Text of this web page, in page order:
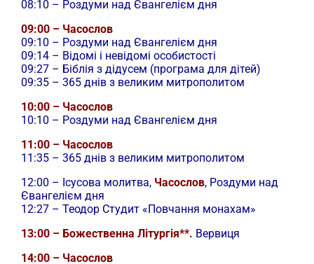
08:10 – Роздуми над Євангелієм дня
09:00 – Часослов
09:10 – Роздуми над Євангелієм дня
09:14 – Відомі і невідомі особистості
09:27 – Біблія з дідусем (програма для дітей)
09:35 – 365 днів з великим митрополитом
10:00 – Часослов
10:10 – Роздуми над Євангелієм дня
11:00 – Часослов
11:35 – 365 днів з великим митрополитом
12:00 – Ісусова молитва, Часослов, Роздуми над
Євангелієм дня
12:27 – Теодор Студит «Повчання монахам»
13:00 – Божественна Літургія**. Вервиця
14:00 – Часослов